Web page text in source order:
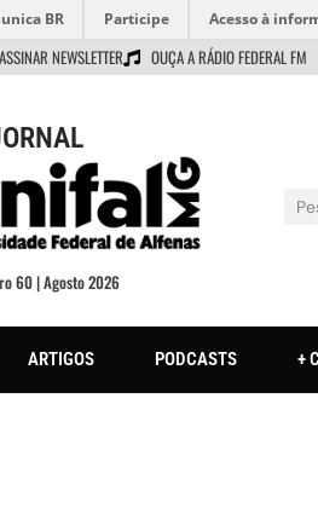
BR Participe Acesso à
ASSINAR NEWSLETTER OUÇA A RÁDIO FEDERAL FM
60 | Agosto 2026
ARTIGOS PODCASTS +